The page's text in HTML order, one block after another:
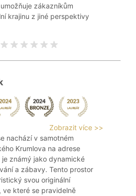
zákazníkům
krajinu z jiné perspektivy
Zobrazit více >>
nachází v samotném
Krumlova na adrese
známý jako dynamické
a zábavy. Tento prostor
svou originální
ve které se pravidelně